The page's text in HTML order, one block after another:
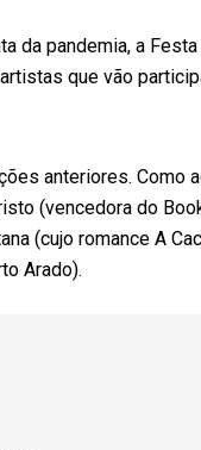
da pandemia, a
que vão
anteriores. Como
(vencedora do
(cujo romance A
Arado).